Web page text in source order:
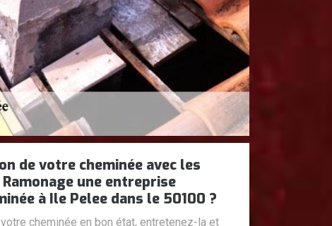
de votre cheminée avec les
une entreprise
à Ile Pelee dans le 50100 ?
cheminée en bon état, entretenez-la et